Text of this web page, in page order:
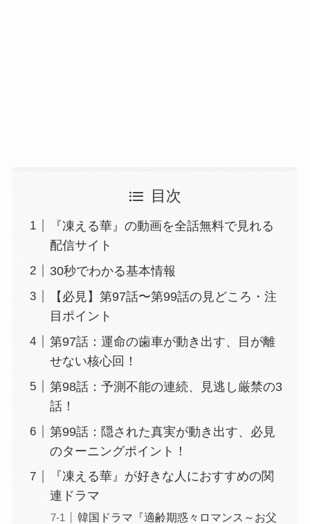
目次
『凍える華』の動画を全話無料で見れる
配信サイト
30秒でわかる基本情報
【必見】第97話〜第99話の見どころ・注
目ポイント
第97話：運命の歯車が動き出す、目が離
せない核心回！
第98話：予測不能の連続、見逃し厳禁の3
話！
第99話：隠された真実が動き出す、必見
のターニングポイント！
『凍える華』が好きな人におすすめの関
連ドラマ
韓国ドラマ『適齢期惑々ロマンス～お父